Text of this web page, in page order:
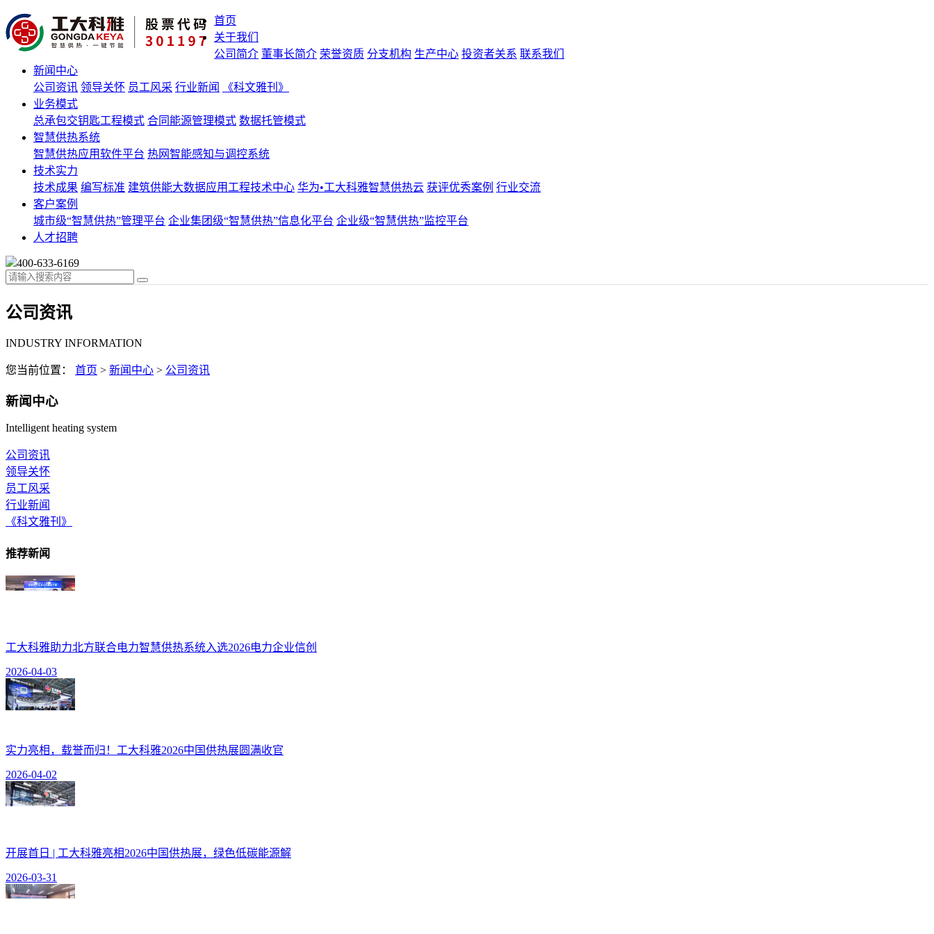
首页
关于我们
公司简介 董事长简介 荣誉资质 分支机构 生产中心 投资者关系 联系我们
新闻中心
公司资讯 领导关怀 员工风采 行业新闻
《科文雅刊》
业务模式
总承包交钥匙工程模式 合同能源管理模式 数据托管模式
智慧供热系统
智慧供热应用软件平台 热网智能感知与调控系统
技术实力
技术成果 编写标准 建筑供能大数据应用工程技术中心 华为•工大科雅智慧供热云 获评优秀案例 行业交流
客户案例
城市级“智慧供热”管理平台 企业集团级“智慧供热”信息化平台 企业级“智慧供热”监控平台
人才招聘
400-633-6169
公司资讯
INDUSTRY INFORMATION
您当前位置： 首页 > 新闻中心 > 公司资讯
新闻中心
Intelligent heating system
公司资讯
领导关怀
员工风采
行业新闻
《科文雅刊》
推荐新闻
工大科雅助力北方联合电力智慧供热系统入选2026电力企业信创
2026-04-03
实力亮相，载誉而归！工大科雅2026中国供热展圆满收官
2026-04-02
开展首日 | 工大科雅亮相2026中国供热展，绿色低碳能源解
2026-03-31